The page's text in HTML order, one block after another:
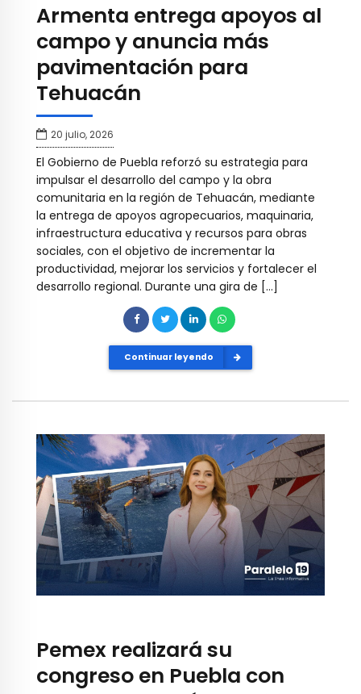
Armenta entrega apoyos al
campo y anuncia más
pavimentación para
Tehuacán
20 julio, 2026
El Gobierno de Puebla reforzó su estrategia para
impulsar el desarrollo del campo y la obra
comunitaria en la región de Tehuacán, mediante
la entrega de apoyos agropecuarios, maquinaria,
infraestructura educativa y recursos para obras
sociales, con el objetivo de incrementar la
productividad, mejorar los servicios y fortalecer el
desarrollo regional. Durante una gira de […]
Continuar leyendo
Pemex realizará su
congreso en Puebla con